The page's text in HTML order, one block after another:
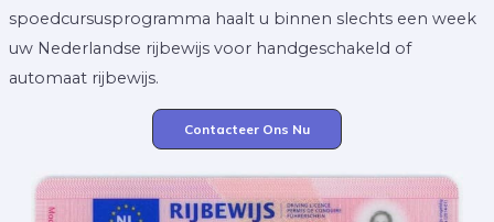
spoedcursusprogramma haalt u binnen slechts een week
uw Nederlandse rijbewijs voor handgeschakeld of
automaat rijbewijs.
Contacteer Ons Nu